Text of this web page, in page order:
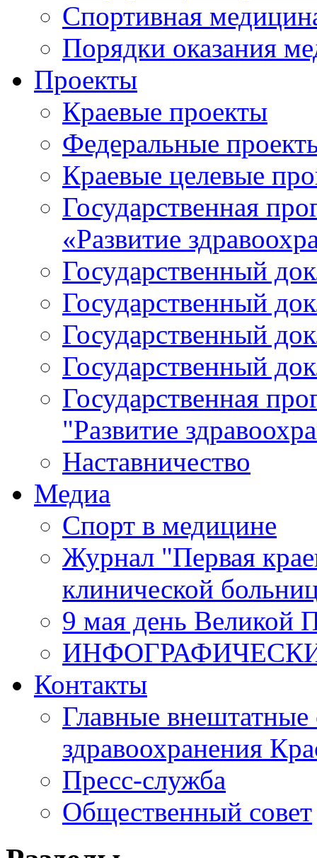
Спортивная
Порядки оказания
Проекты
Краевые проекты
Федеральные
Краевые целевые
Государственная
«Развитие
Государственный
Государственный
Государственный
Государственный
Государственная
"Развитие
Наставничество
Медиа
Спорт в медицине
Журнал "Первая
клинической
9 мая день Великой
Контакты
Главные внештатные
здравоохранения
Пресс-служба
Общественный совет